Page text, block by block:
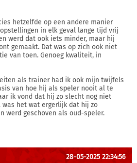
hetzelfde op een andere manier
in elk geval lange tijd vrij
werd dat ook iets minder, maar hij
gemaakt. Dat was op zich ook niet
van toen. Genoeg kwaliteit, in
als trainer had ik ook mijn twijfels
van hoe hij als speler nooit al te
ik vond dat hij zo slecht nog niet
het wat ergerlijk dat hij zo
werd geschoven als oud-speler.
28-05-2025 22:34:56